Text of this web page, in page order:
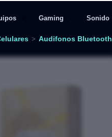
Gaming Sonido
> Audifonos Bluetooth